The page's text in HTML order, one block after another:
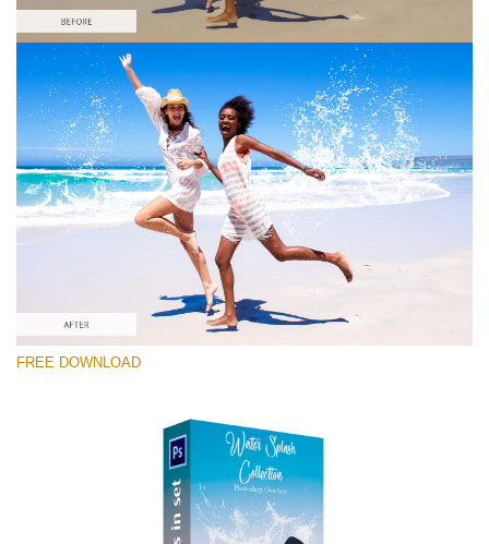
कृपया चुने
Free Photoshop Overlay #1
Small 800*533px
Large 6000*4000px
Large 6000*4000px
Entire Collection
FREE DOWNLOAD